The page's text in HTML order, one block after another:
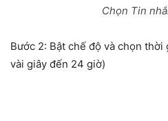
Chọn Tin
Bước 2: Bật chế độ và chọn
vài giây đến 24 giờ)